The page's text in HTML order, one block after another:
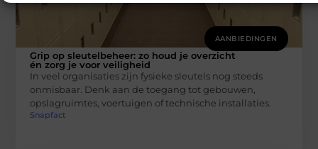
AANBIEDINGEN
Grip op sleutelbeheer: zo houd je overzicht
én zorg je voor veiligheid
In veel organisaties zijn fysieke sleutels nog steeds
onmisbaar. Denk aan de toegang tot gebouwen,
opslagruimtes, voertuigen of technische installaties.
Snapfact